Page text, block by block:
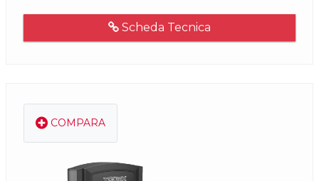
Scheda Tecnica
COMPARA